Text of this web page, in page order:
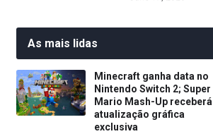
As mais lidas
Minecraft ganha data no
Nintendo Switch 2; Super
Mario Mash-Up receberá
atualização gráfica
exclusiva